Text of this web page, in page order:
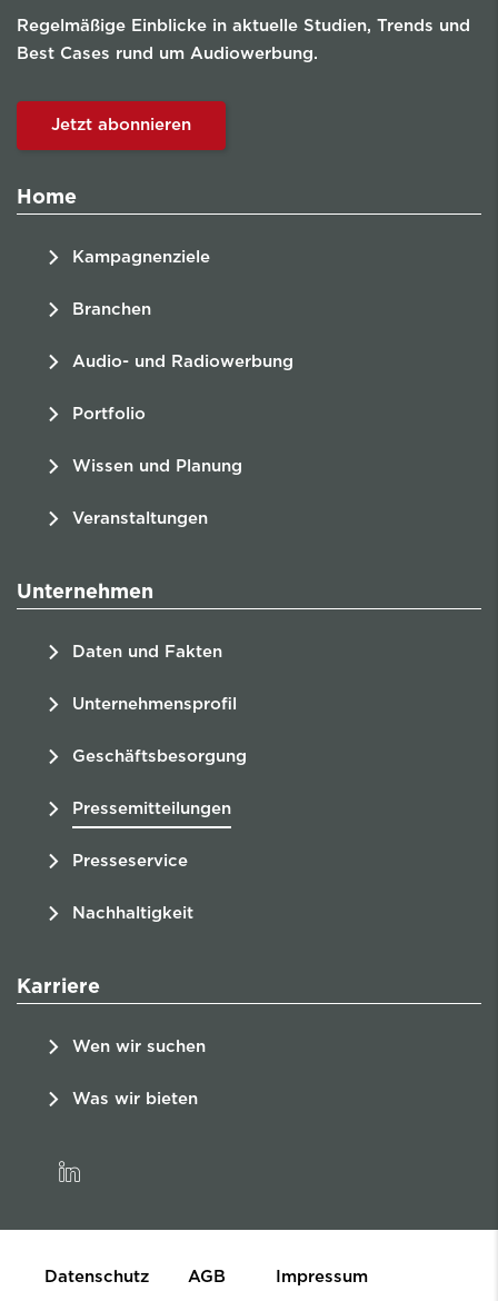
Regelmäßige Einblicke in aktuelle Studien, Trends und
Best Cases rund um Audiowerbung.
Jetzt abonnieren
Home
Kampagnenziele
Branchen
Audio- und Radiowerbung
Portfolio
Wissen und Planung
Veranstaltungen
Unternehmen
Daten und Fakten
Unternehmensprofil
Geschäftsbesorgung
Pressemitteilungen
Presseservice
Nachhaltigkeit
Karriere
Wen wir suchen
Was wir bieten
linkedin
Datenschutz AGB Impressum